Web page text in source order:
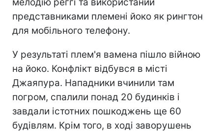
представниками племені йоко як рингтон
для мобільного телефону.
У результаті плем'я вамена пішло війною
на йоко. Конфлікт відбувся в місті
Джаяпура. Нападники вчинили там
погром, спалили понад 20 будинків і
завдали істотних пошкоджень ще 60
будівлям. Крім того, в ході заворушень